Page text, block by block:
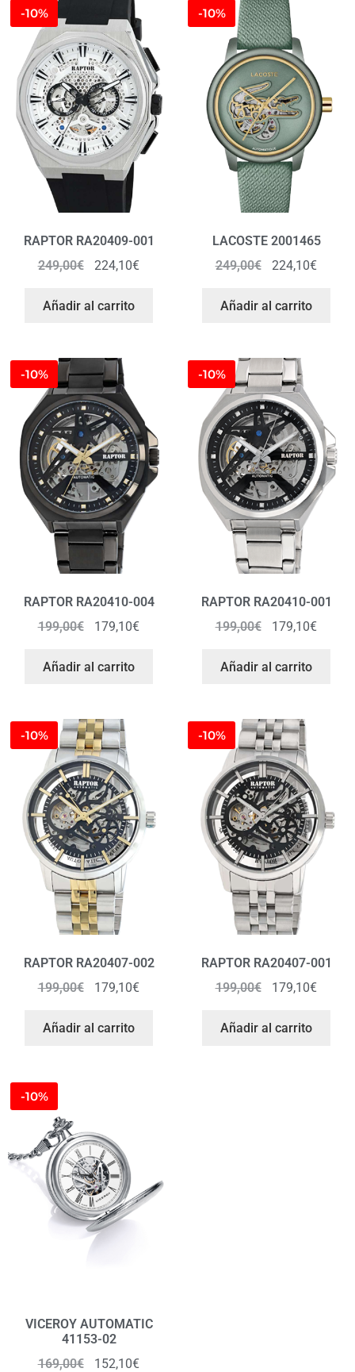
-10%
RAPTOR RA20409-001
249,00€ 224,10€
Añadir al carrito
-10%
LACOSTE 2001465
249,00€ 224,10€
Añadir al carrito
-10%
RAPTOR RA20410-004
199,00€ 179,10€
Añadir al carrito
-10%
RAPTOR RA20410-001
199,00€ 179,10€
Añadir al carrito
-10%
RAPTOR RA20407-002
199,00€ 179,10€
Añadir al carrito
-10%
RAPTOR RA20407-001
199,00€ 179,10€
Añadir al carrito
-10%
VICEROY AUTOMATIC
41153-02
169,00€ 152,10€